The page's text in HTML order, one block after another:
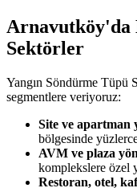
Arnavutköy'da
Sektörler
Yangın Söndürme Tüpü
segmentlere veriyoruz:
Site ve apartman
bölgesinde
AVM ve plaza
komplekslere özel
Restoran, otel,